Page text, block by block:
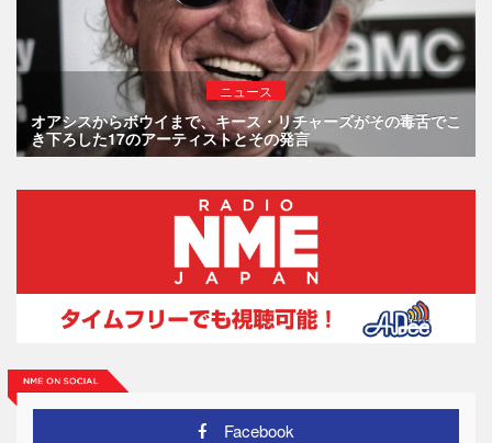
ニュース
オアシスからボウイまで、キース・リチャーズがその毒舌でこ
き下ろした17のアーティストとその発言
Facebook